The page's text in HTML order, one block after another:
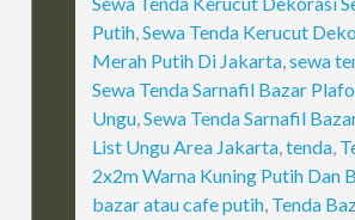
Putih,Sewa Tenda Kerucut
Merah Putih Di Jakarta,sewa
Sewa Tenda Sarnafil Bazar
Ungu,Sewa Tenda Sarnafil
List Ungu Area Jakarta,tenda,
2x2m Warna Kuning Putih Dan
bazar atau cafe putih, Tenda